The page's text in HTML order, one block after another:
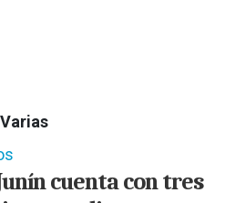
cuenta con tres